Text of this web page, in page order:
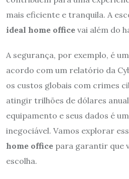
mais eficiente e tranquila. A
ideal home office vai além do
A segurança, por exemplo, é
acordo com um relatório da
os custos globais com crimes
atingir trilhões de dólares
equipamento e seus dados é
inegociável. Vamos explorar
home office para garantir que
escolha.